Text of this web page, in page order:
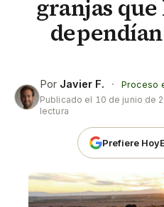
granjas que
Por Javier F. ·
Proceso
Publicado el 10 de junio de
lectura
Prefiere